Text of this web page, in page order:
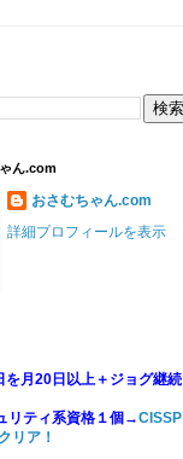
ん.com
おさむちゃん.com
詳細プロフィールを表示
月20日以上＋ジョグ継続
リティ系資格１個→CISSP
リア！